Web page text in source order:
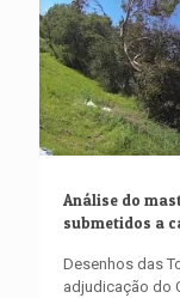
Análise do
submetidos a
Desenhos das
adjudicação do